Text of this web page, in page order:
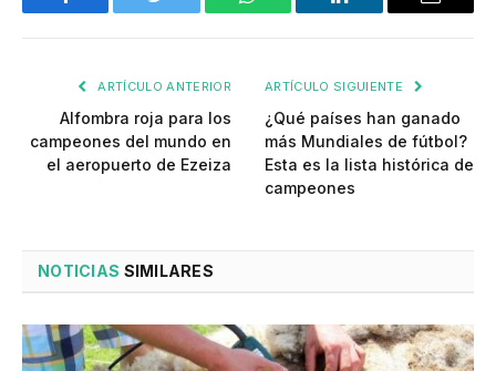
Facebook Twitter WhatsApp LinkedIn Email
ARTÍCULO ANTERIOR
Alfombra roja para los
campeones del mundo en
el aeropuerto de Ezeiza
ARTÍCULO SIGUIENTE
¿Qué países han ganado
más Mundiales de fútbol?
Esta es la lista histórica de
campeones
NOTICIAS SIMILARES